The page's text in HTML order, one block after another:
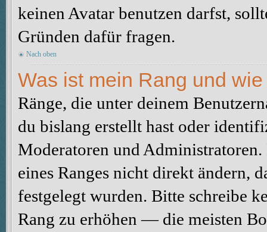
keinen Avatar benutzen darfst,
Gründen dafür fragen.
Nach oben
Was ist mein Rang und
Ränge, die unter deinem
du bislang erstellt hast oder
Moderatoren und
eines Ranges nicht direkt ändern,
festgelegt wurden. Bitte schreibe
Rang zu erhöhen — die meisten